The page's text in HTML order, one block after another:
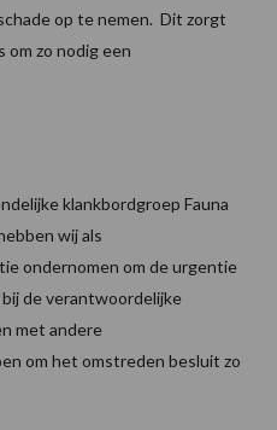
op te nemen. Dit zorgt
om zo nodig een
klankbordgroep Fauna
wij als
ondernomen om de urgentie
de verantwoordelijke
met andere
om het omstreden besluit zo